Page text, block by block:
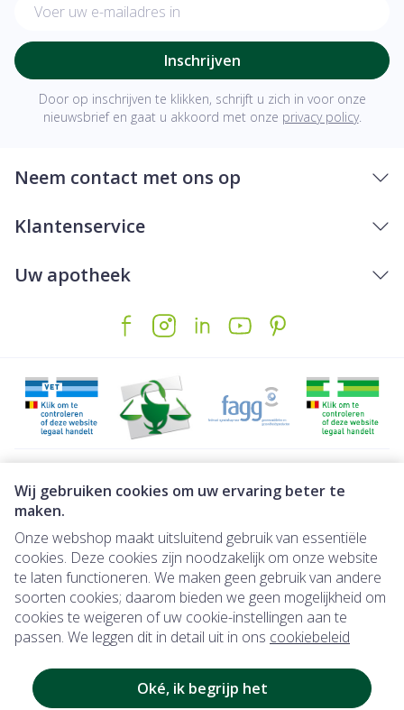
Wij gebruiken cookies om uw ervaring beter te
maken.
Onze webshop maakt uitsluitend gebruik van essentiële
cookies. Deze cookies zijn noodzakelijk om onze website
te laten functioneren. We maken geen gebruik van andere
soorten cookies; daarom bieden we geen mogelijkheid om
cookies te weigeren of uw cookie-instellingen aan te
passen. We leggen dit in detail uit in ons cookiebeleid
Oké, ik begrijp het
Inschrijven
Door op inschrijven te klikken, schrijft u zich in voor onze
nieuwsbrief en gaat u akkoord met onze privacy policy.
Neem contact met ons op
Klantenservice
Uw apotheek
Juridische links
Onmiddellijk beschikbaar: direct af
Onmiddellijk beschikbaar : direct af te ha
len in de muurautomaat na online betaling.